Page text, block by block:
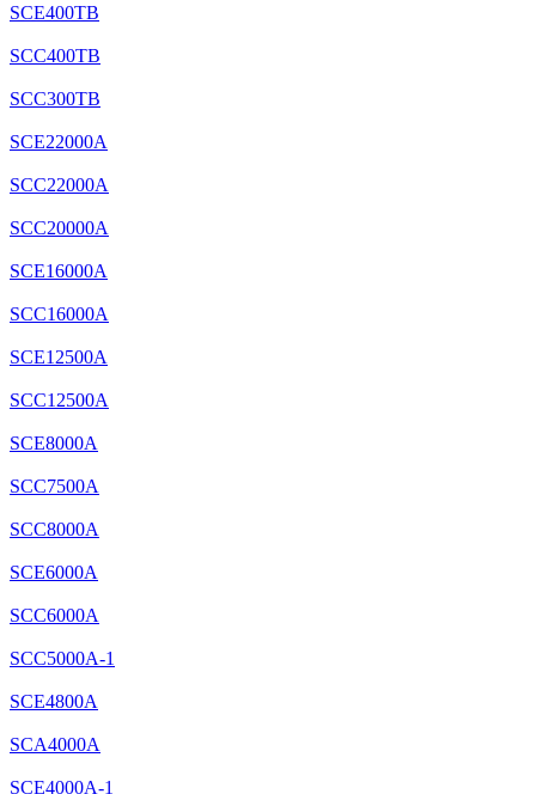
SCE400TB
SCC400TB
SCC300TB
SCE22000A
SCC22000A
SCC20000A
SCE16000A
SCC16000A
SCE12500A
SCC12500A
SCE8000A
SCC7500A
SCC8000A
SCE6000A
SCC6000A
SCC5000A-1
SCE4800A
SCA4000A
SCE4000A-1